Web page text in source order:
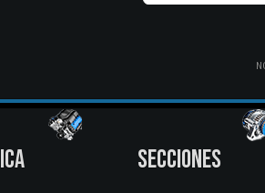
SECCIONES